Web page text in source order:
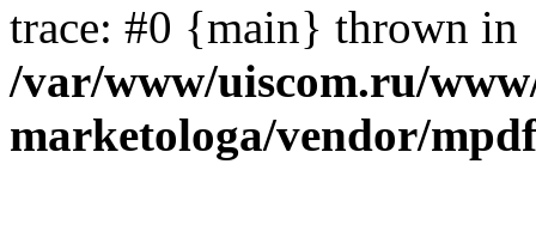
trace: #0 {main} thrown in
/var/www/uiscom.ru/
marketologa/vendor/